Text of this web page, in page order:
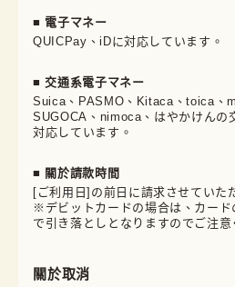
■ 電子マネー
QUICPay、iDに対応しています。
■ 交通系電子マネー
Suica、PASMO、Kitaca、toica、
SUGOCA、nimoca、はやかけんの
対応しています。
■ 關於請款時間
[ご利用日]の前日に請求させていた
※デビットカードの場合は、カード
で引き落としとなりますのでご注意
關於取消